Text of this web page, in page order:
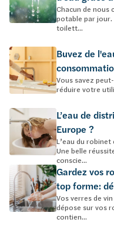
Chacun de nous
potable par jour.
toilett...
Buvez de
Vous savez
réduire votre
L’eau de
Europe ?
L’eau du
Une belle
conscie...
Gardez vos
top forme:
Vos verres de
dépose sur vos
contien...